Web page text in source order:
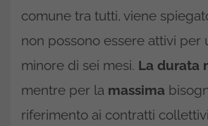
comune tra tutti, viene
non possono essere attivi per
minore di sei mesi. La durata
mentre per la massima
riferimento ai contratti